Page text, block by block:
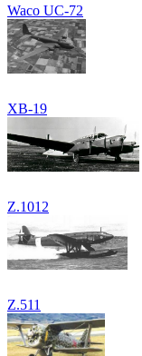
Waco UC-72
XB-19
Z.1012
Z.511